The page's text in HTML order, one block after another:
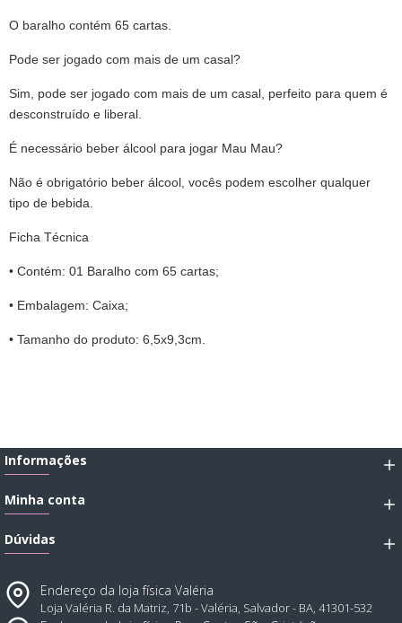
O baralho contém 65 cartas.
Pode ser jogado com mais de um casal?
Sim, pode ser jogado com mais de um casal, perfeito para quem é
desconstruído e liberal.
É necessário beber álcool para jogar Mau Mau?
Não é obrigatório beber álcool, vocês podem escolher qualquer
tipo de bebida.
Ficha Técnica
• Contém: 01 Baralho com 65 cartas;
• Embalagem: Caixa;
• Tamanho do produto: 6,5x9,3cm.
Informações
Minha conta
Dúvidas
Endereço da loja física Valéria
Loja Valéria R. da Matriz, 71b - Valéria, Salvador - BA, 41301-532